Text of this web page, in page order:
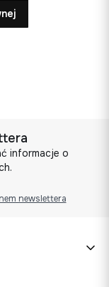
informacje o
newslettera